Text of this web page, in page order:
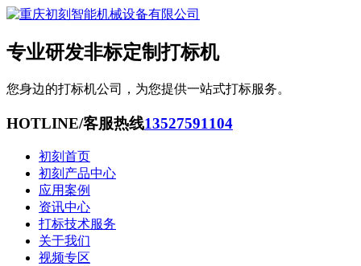
专业研发非标定制打标机
您身边的打标机公司，为您提供一站式打标服务。
HOTLINE/客服热线13527591104
初刻首页
初刻产品中心
应用案例
资讯中心
打标技术服务
关于我们
视频专区